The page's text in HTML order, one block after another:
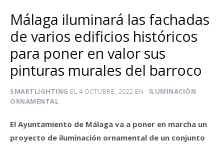
Málaga iluminará las fachadas
de varios edificios históricos
para poner en valor sus
pinturas murales del barroco
SMARTLIGHTING EL 4 OCTUBRE, 2022 EN
ILUMINACIÓN
ORNAMENTAL
El Ayuntamiento de Málaga va a poner en marcha un
proyecto de iluminación ornamental de un conjunto